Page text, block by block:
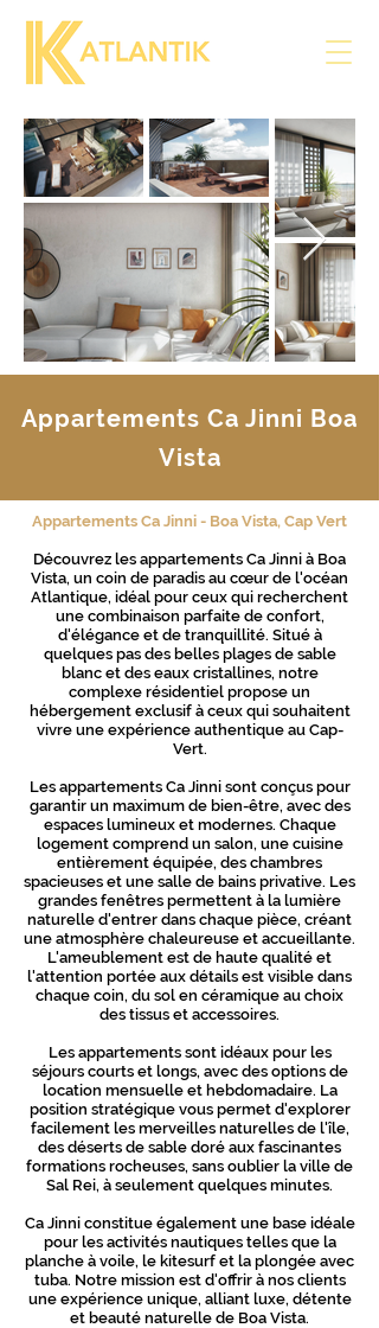
Appartements Ca Jinni Boa
Vista
Appartements Ca Jinni - Boa Vista, Cap Vert
Découvrez les appartements Ca Jinni à Boa
Vista, un coin de paradis au cœur de l'océan
Atlantique, idéal pour ceux qui recherchent
une combinaison parfaite de confort,
d'élégance et de tranquillité. Situé à
quelques pas des belles plages de sable
blanc et des eaux cristallines, notre
complexe résidentiel propose un
hébergement exclusif à ceux qui souhaitent
vivre une expérience authentique au Cap-
Vert.
Les appartements Ca Jinni sont conçus pour
garantir un maximum de bien-être, avec des
espaces lumineux et modernes. Chaque
logement comprend un salon, une cuisine
entièrement équipée, des chambres
spacieuses et une salle de bains privative. Les
grandes fenêtres permettent à la lumière
naturelle d'entrer dans chaque pièce, créant
une atmosphère chaleureuse et accueillante.
L'ameublement est de haute qualité et
l'attention portée aux détails est visible dans
chaque coin, du sol en céramique au choix
des tissus et accessoires.
Les appartements sont idéaux pour les
séjours courts et longs, avec des options de
location mensuelle et hebdomadaire. La
position stratégique vous permet d'explorer
facilement les merveilles naturelles de l'île,
des déserts de sable doré aux fascinantes
formations rocheuses, sans oublier la ville de
Sal Rei, à seulement quelques minutes.
Ca Jinni constitue également une base idéale
pour les activités nautiques telles que la
planche à voile, le kitesurf et la plongée avec
tuba. Notre mission est d'offrir à nos clients
une expérience unique, alliant luxe, détente
et beauté naturelle de Boa Vista.